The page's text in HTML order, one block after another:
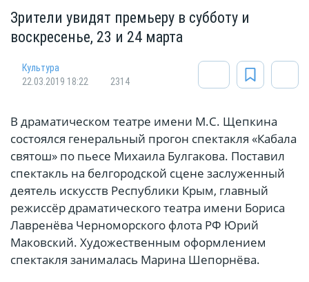
Зрители увидят премьеру в субботу и
воскресенье, 23 и 24 марта
Культура
22.03.2019 18:22
2314
В драматическом театре имени М.С. Щепкина
состоялся генеральный прогон спектакля «Кабала
святош» по пьесе Михаила Булгакова. Поставил
спектакль на белгородской сцене заслуженный
деятель искусств Республики Крым, главный
режиссёр драматического театра имени Бориса
Лавренёва Черноморского флота РФ Юрий
Маковский. Художественным оформлением
спектакля занималась Марина Шепорнёва.